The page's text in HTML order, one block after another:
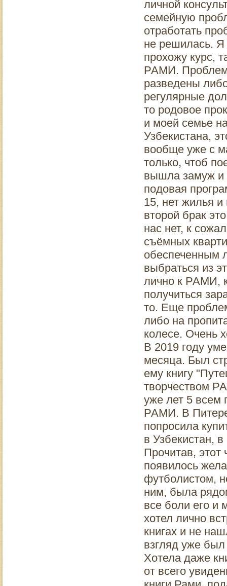
личной
семейную
отработать
не решилась. Я
прохожу курс,
РАМИ.
разведены
регулярные
то родовое
и моей семье
Узбекистана,
вообще уже с
только, чтоб
вышла замуж и
подовая
15, нет жилья
второй брак
нас нет, к
съёмных
обеспеченным
выбраться из
лично к РАМИ,
получиться
то. Еще
либо на
колесе. Очень
В 2019 году
месяца. Был
ему книгу
творчеством
уже лет 5 всем
РАМИ. В Питере
попросила
в Узбекистан,
Прочитав, этот
появилось
футболистом,
ним, была
все боли его и
хотел лично
книгах и не
взгляд уже
Хотела даже
от всего